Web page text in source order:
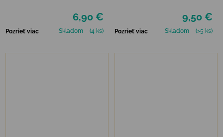
6,90 €
Pozrieť viac Skladom (4 ks)
9,50 €
Pozrieť viac Skladom (>5 ks)